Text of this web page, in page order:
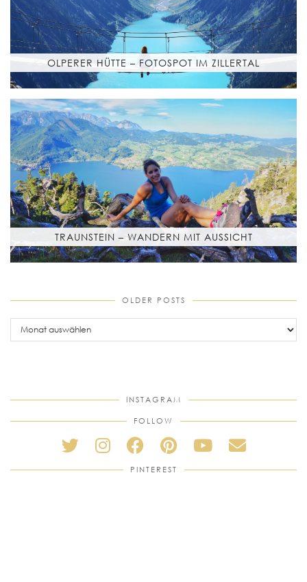
OLPERER HÜTTE – FOTOSPOT IM ZILLERTAL
TRAUNSTEIN – WANDERN MIT AUSSICHT
OLDER POSTS
older
posts
INSTAGRAM
FOLLOW
PINTEREST